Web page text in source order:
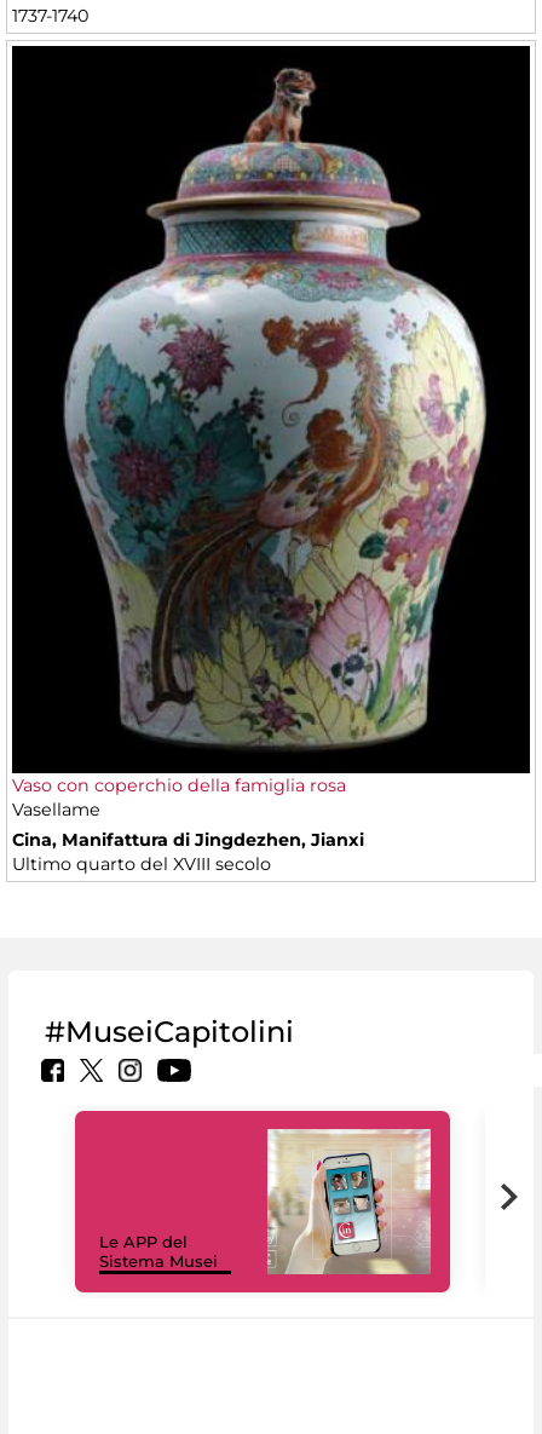
1737-1740
Vaso con coperchio della famiglia rosa
Vasellame
Cina, Manifattura di Jingdezhen, Jianxi
Ultimo quarto del XVIII secolo
#MuseiCapitolini
Le APP del
Sistema Musei